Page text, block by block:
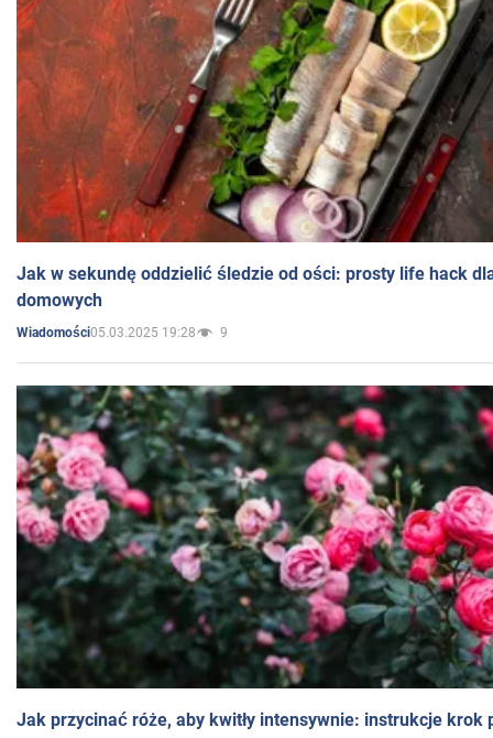
Jak w sekundę oddzielić śledzie od ości: prosty life hack
domowych
Wiadomości05.03.2025 19:28 9
Jak przycinać róże, aby kwitły intensywnie: instrukcje krok